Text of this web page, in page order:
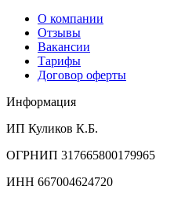
О компании
Отзывы
Вакансии
Тарифы
Договор оферты
Информация
ИП Куликов К.Б.
ОГРНИП 317665800179965
ИНН 667004624720